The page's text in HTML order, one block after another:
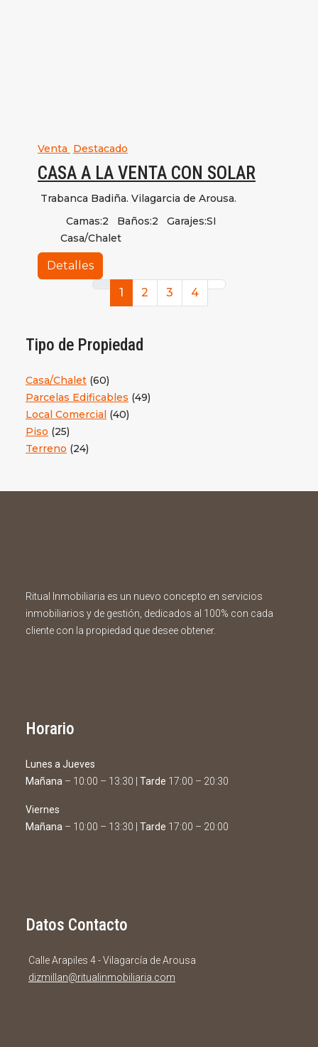
Venta Destacado
CASA A LA VENTA CON SOLAR
Trabanca Badiña. Vilagarcia de Arousa.
Camas:2 Baños:2 Garajes:SI
Casa/Chalet
Detalles
1
2 3 4
Tipo de Propiedad
Casa/Chalet (60)
Parcelas Edificables (49)
Local Comercial (40)
Piso (25)
Terreno (24)
Ritual Inmobiliaria es un nuevo concepto en servicios
inmobiliarios y de gestión, dedicados al 100% con cada
cliente con la propiedad que desee obtener.
Horario
Lunes a Jueves
Mañana – 10:00 – 13:30 | Tarde 17:00 – 20:30
Viernes
Mañana – 10:00 – 13:30 | Tarde 17:00 – 20:00
Datos Contacto
Calle Arapiles 4 - Vilagarcía de Arousa
dizmillan@ritualinmobiliaria.com